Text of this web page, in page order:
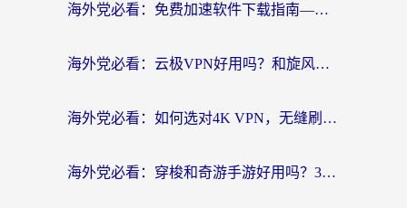
海外党必看：免费加速软件下载指南——无缝访问国内资源的正确打开方式
海外党必看：云极VPN好用吗？和旋风VPN对比哪个回国效果更好？附真实体验+选择攻略
海外党必看：如何选对4K VPN，无缝刷国内剧听网易云？
海外党必看：穿梭和奇游手游好用吗？3步选对回国加速器，流畅看CCTV5海外直播